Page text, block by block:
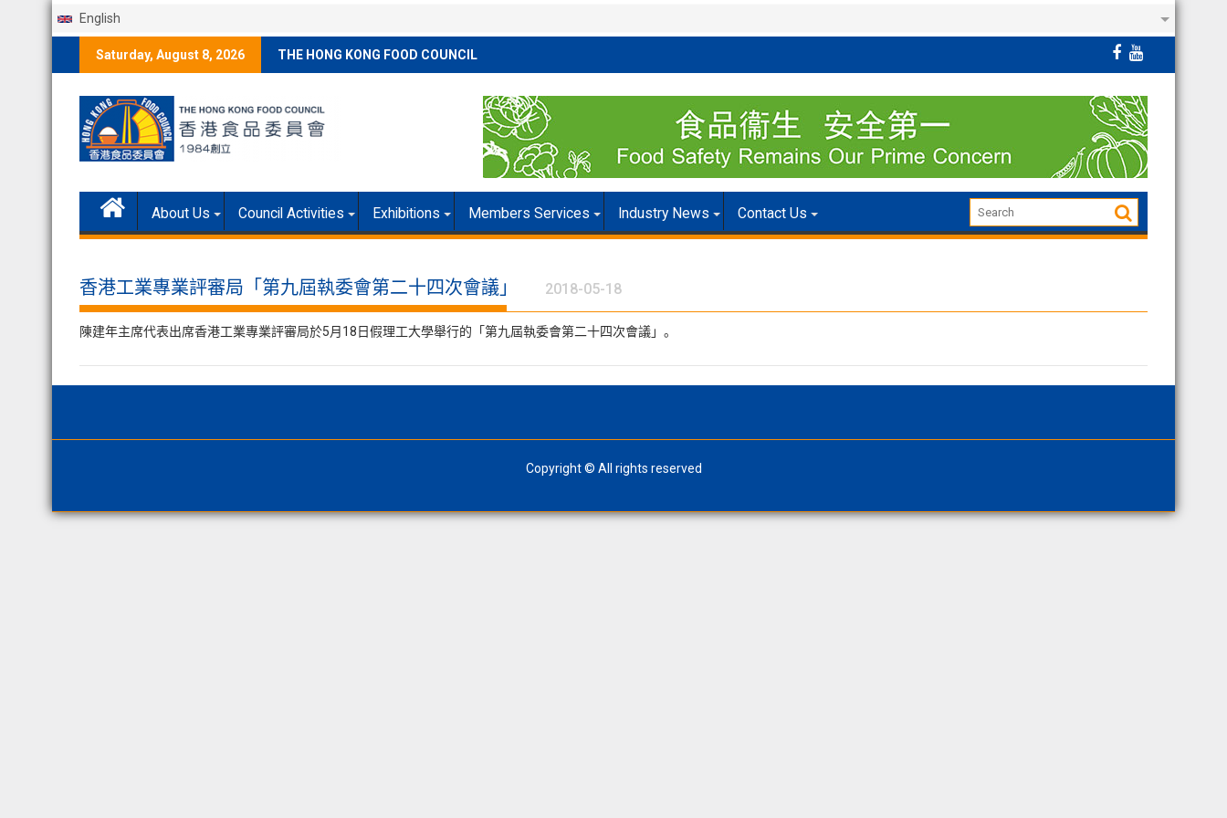
English
Saturday, August 8, 2026 THE HONG KONG FOOD COUNCIL
About Us Council Activities Exhibitions Members Services Industry News Contact Us
香港工業專業評審局「第九屆執委會第二十四次會議」 2018-05-18
陳建年主席代表出席香港工業專業評審局於5月18日假理工大學舉行的「第九屆執委會第二十四次會議」。
Copyright © All rights reserved